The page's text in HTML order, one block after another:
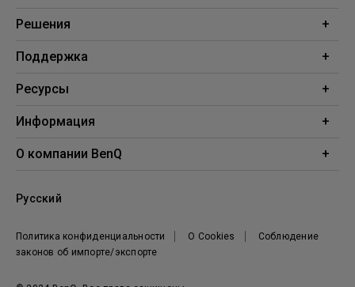
Проекторы
Решения
Образование
Поддержка
Поддержка
Ресурсы
Проекционный калькулятор
Информация
BenQ AQCOLOR
О компании BenQ
Новости
Политика конфиденциальности О Cookies
Соблюдение
законов об импорте/экспорте
Русский